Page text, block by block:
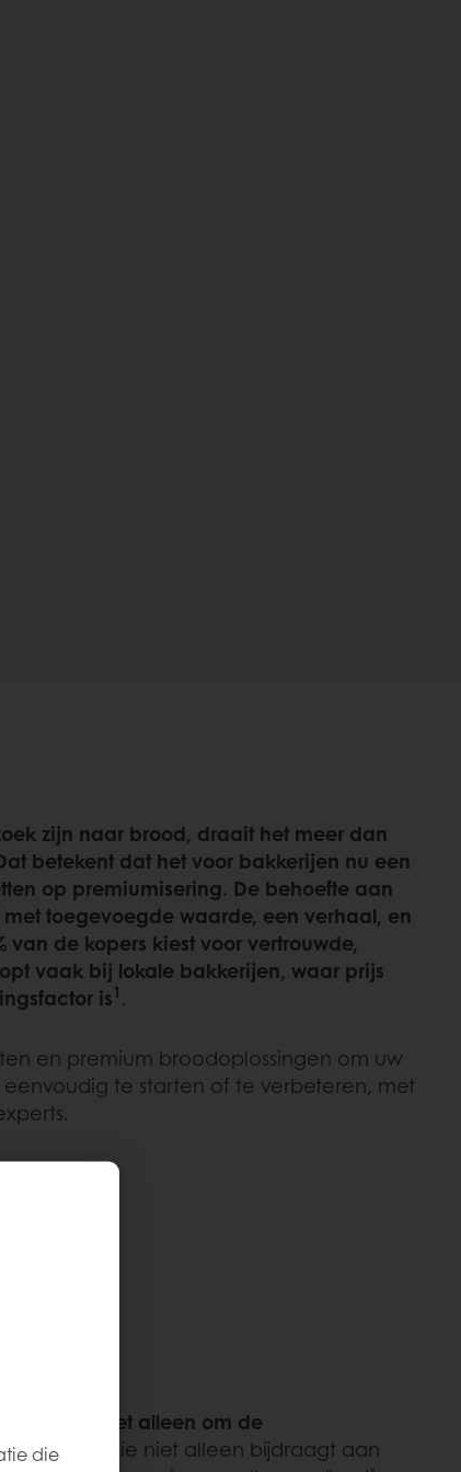
zijn naar brood, draait het meer dan
betekent dat het voor bakkerijen nu een
op premiumisering. De behoefte aan
toegevoegde waarde, een verhaal, en
van de kopers kiest voor vertrouwde,
vaak bij lokale bakkerijen, waar prijs
is1 .
en premium broodoplossingen om uw
te starten of te verbeteren, met
niet alleen om de
die niet alleen bijdraagt aan
die